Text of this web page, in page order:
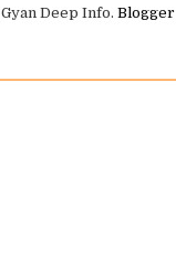
Deep Info. Blogger